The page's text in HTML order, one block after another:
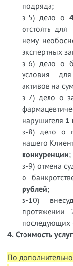
подряда;
з-5) дело о
отстоять
нему
экспертных
з-6) дело о
условия
активов на
з-7) дело о
нарушителя 1
з-8) дело о
нашего
конкуренции;
з-9) отмена
о
рублей;
з-10)
последующих
4. Стоимость
По